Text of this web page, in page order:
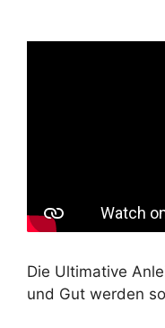
Die Ultimative
und Gut werden